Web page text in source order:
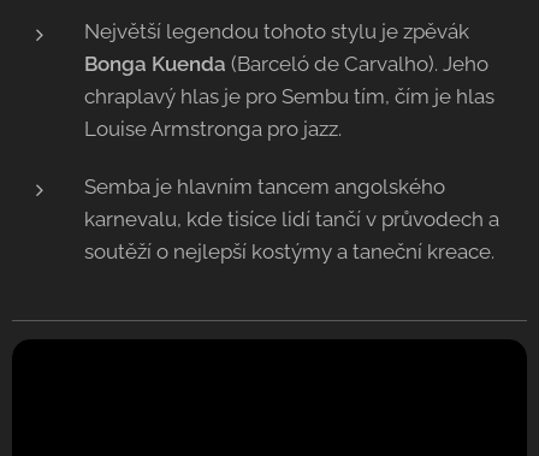
Největší legendou tohoto stylu je zpěvák
Bonga Kuenda (Barceló de Carvalho). Jeho
chraplavý hlas je pro Sembu tím, čím je hlas
Louise Armstronga pro jazz.
Semba je hlavním tancem angolského
karnevalu, kde tisíce lidí tančí v průvodech a
soutěží o nejlepší kostýmy a taneční kreace.